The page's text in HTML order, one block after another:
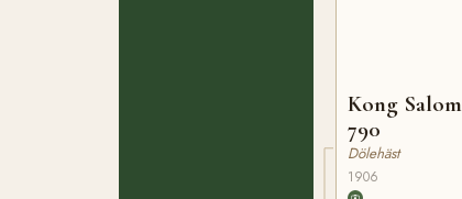
Kong
790
Dölehäst
1906